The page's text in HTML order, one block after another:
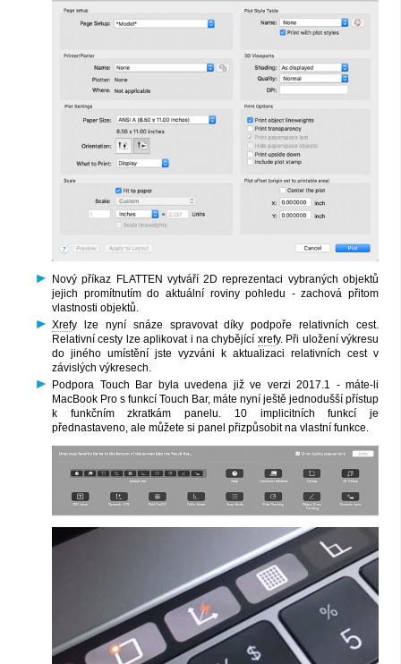
Nový příkaz FLATTEN vytváří 2D reprezentaci vybraných objektů
jejich promítnutím do aktuální roviny pohledu - zachová přitom
vlastnosti objektů.
Xrefy lze nyní snáze spravovat díky podpoře relativních cest.
Relativní cesty lze aplikovat i na chybějící xrefy. Při uložení výkresu
do jiného umístění jste vyzváni k aktualizaci relativních cest v
závislých výkresech.
Podpora Touch Bar byla uvedena již ve verzi 2017.1 - máte-li
MacBook Pro s funkcí Touch Bar, máte nyní ještě jednodušší přístup
k funkčním zkratkám panelu. 10 implicitních funkcí je
přednastaveno, ale můžete si panel přizpůsobit na vlastní funkce.